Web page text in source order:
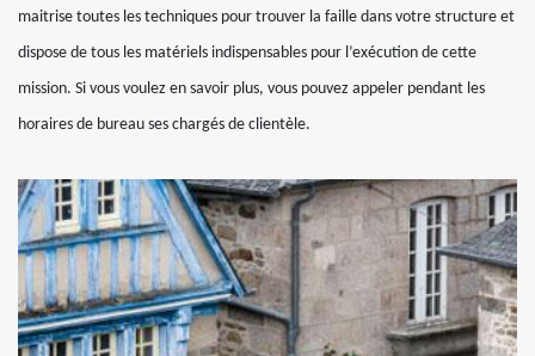
maitrise toutes les techniques pour trouver la faille dans votre structure et
dispose de tous les matériels indispensables pour l’exécution de cette
mission. Si vous voulez en savoir plus, vous pouvez appeler pendant les
horaires de bureau ses chargés de clientèle.